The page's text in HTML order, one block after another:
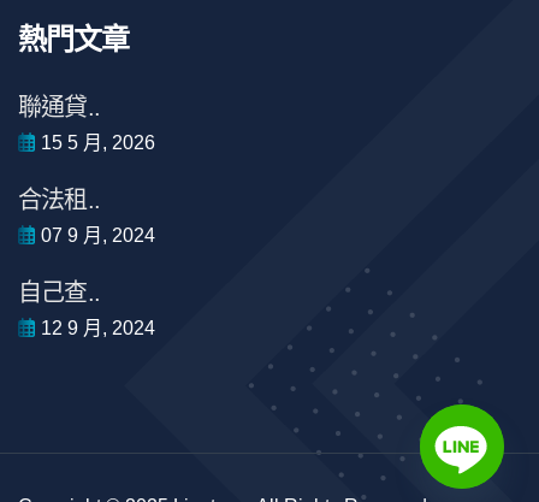
熱門文章
聯通貸..
15 5 月, 2026
合法租..
07 9 月, 2024
自己查..
12 9 月, 2024